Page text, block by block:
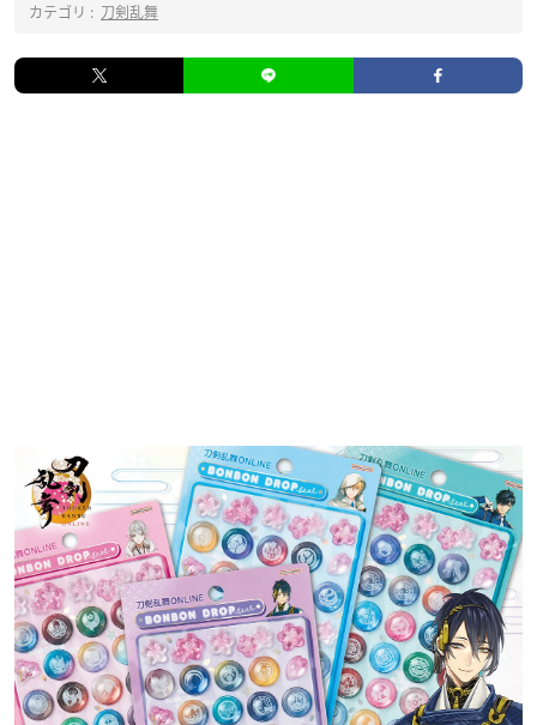
カテゴリ : 刀剣乱舞